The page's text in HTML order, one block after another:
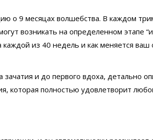
о 9 месяцах волшебства. В каждом
возникать на определенном этапе
из 40 недель и как меняется ваш
и до первого вдоха, детально
которая полностью удовлетворит